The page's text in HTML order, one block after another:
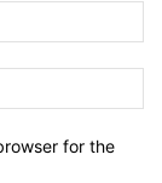
for the